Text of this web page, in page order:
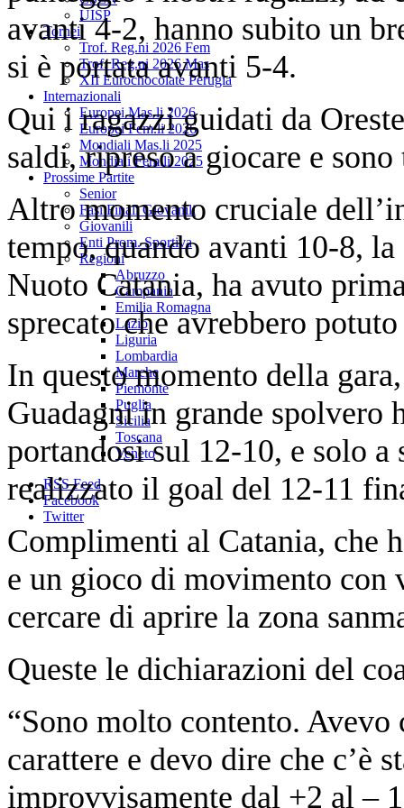
UISP
Tornei
Trof. Reg.ni 2026 Fem
Trof. Reg.ni 2026 Mas
XII Eurochocolate Perugia
Internazionali
Europei Mas.li 2026
Europei Fem.li 2026
Mondiali Mas.li 2025
Mondiali Fem.li 2025
Prossime Partite
Senior
Fasi Finali Giovanili
Giovanili
Enti Prom. Sportiva
Regioni
Abruzzo
Campania
Emilia Romagna
Lazio
Liguria
Lombardia
Marche
Piemonte
Puglia
Sicilia
Toscana
Veneto
RSS Feed
Facebook
Twitter
avanti 4-2, hanno subito un
si è portata avanti 5-4.
Qui i ragazzi guidati da
saldi, ripreso a giocare e
Altro momento cruciale
tempo, quando avanti 10-8,
Nuoto Catania, ha avuto
sprecato che avrebbero
In questo momento della
Guadagni in grande
portandosi sul 12-10, e solo
realizzato il goal del 12-11
Complimenti al Catania, che
e un gioco di movimento con
cercare di aprire la zona
Queste le dichiarazioni del
“Sono molto contento.
carattere e devo dire che c’è
improvvisamente dal +2 al –